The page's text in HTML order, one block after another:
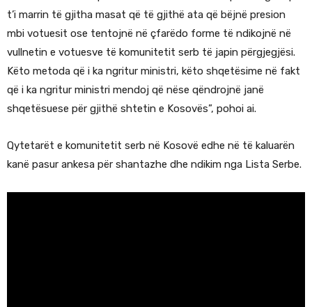
t’i marrin të gjitha masat që të gjithë ata që bëjnë presion
mbi votuesit ose tentojnë në çfarëdo forme të ndikojnë në
vullnetin e votuesve të komunitetit serb të japin përgjegjësi.
Këto metoda që i ka ngritur ministri, këto shqetësime në fakt
që i ka ngritur ministri mendoj që nëse qëndrojnë janë
shqetësuese për gjithë shtetin e Kosovës”, pohoi ai.
Qytetarët e komunitetit serb në Kosovë edhe në të kaluarën
kanë pasur ankesa për shantazhe dhe ndikim nga Lista Serbe.